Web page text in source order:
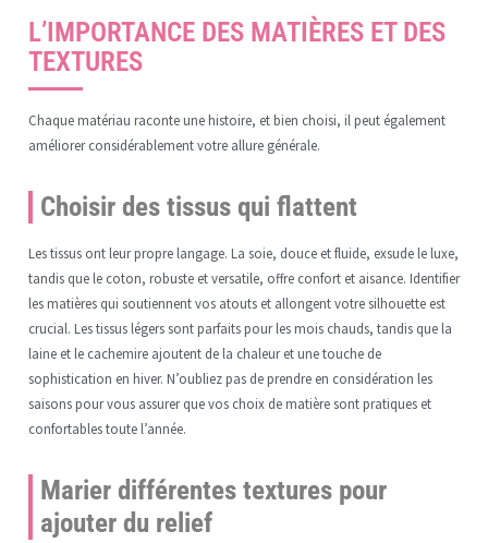
L’IMPORTANCE DES MATIÈRES ET DES
TEXTURES
Chaque matériau raconte une histoire, et bien choisi, il peut également
améliorer considérablement votre allure générale.
Choisir des tissus qui flattent
Les tissus ont leur propre langage. La soie, douce et fluide, exsude le luxe,
tandis que le coton, robuste et versatile, offre confort et aisance. Identifier
les matières qui soutiennent vos atouts et allongent votre silhouette est
crucial. Les tissus légers sont parfaits pour les mois chauds, tandis que la
laine et le cachemire ajoutent de la chaleur et une touche de
sophistication en hiver. N’oubliez pas de prendre en considération les
saisons pour vous assurer que vos choix de matière sont pratiques et
confortables toute l’année.
Marier différentes textures pour
ajouter du relief